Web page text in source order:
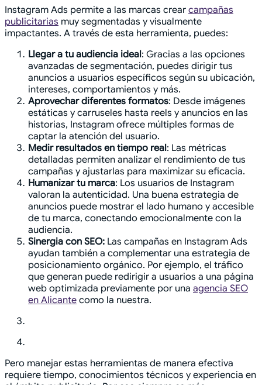
Instagram Ads permite a las marcas crear campañas
publicitarias muy segmentadas y visualmente
impactantes. A través de esta herramienta, puedes:
Llegar a tu audiencia ideal: Gracias a las opciones
avanzadas de segmentación, puedes dirigir tus
anuncios a usuarios específicos según su ubicación,
intereses, comportamientos y más.
Aprovechar diferentes formatos: Desde imágenes
estáticas y carruseles hasta reels y anuncios en las
historias, Instagram ofrece múltiples formas de
captar la atención del usuario.
Medir resultados en tiempo real: Las métricas
detalladas permiten analizar el rendimiento de tus
campañas y ajustarlas para maximizar su eficacia.
Humanizar tu marca: Los usuarios de Instagram
valoran la autenticidad. Una buena estrategia de
anuncios puede mostrar el lado humano y accesible
de tu marca, conectando emocionalmente con la
audiencia.
Sinergia con SEO: Las campañas en Instagram Ads
ayudan también a complementar una estrategia de
posicionamiento orgánico. Por ejemplo, el tráfico
que generan puede redirigir a usuarios a una página
web optimizada previamente por una agencia SEO
en Alicante como la nuestra.
Pero manejar estas herramientas de manera efectiva
requiere tiempo, conocimientos técnicos y experiencia en